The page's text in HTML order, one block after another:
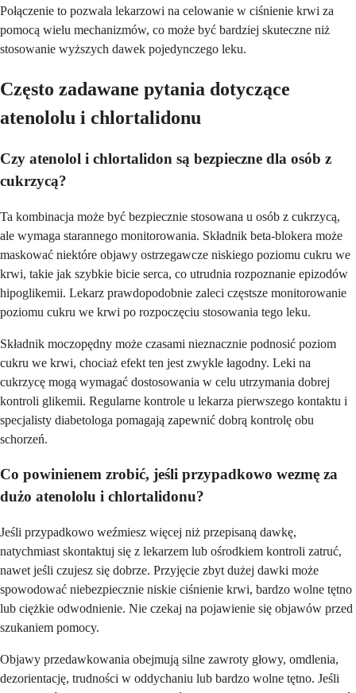
Połączenie to pozwala lekarzowi na celowanie w ciśnienie krwi za
pomocą wielu mechanizmów, co może być bardziej skuteczne niż
stosowanie wyższych dawek pojedynczego leku.
Często zadawane pytania dotyczące
atenololu i chlortalidonu
Czy atenolol i chlortalidon są bezpieczne dla osób z
cukrzycą?
Ta kombinacja może być bezpiecznie stosowana u osób z cukrzycą,
ale wymaga starannego monitorowania. Składnik beta-blokera może
maskować niektóre objawy ostrzegawcze niskiego poziomu cukru we
krwi, takie jak szybkie bicie serca, co utrudnia rozpoznanie epizodów
hipoglikemii. Lekarz prawdopodobnie zaleci częstsze monitorowanie
poziomu cukru we krwi po rozpoczęciu stosowania tego leku.
Składnik moczopędny może czasami nieznacznie podnosić poziom
cukru we krwi, chociaż efekt ten jest zwykle łagodny. Leki na
cukrzycę mogą wymagać dostosowania w celu utrzymania dobrej
kontroli glikemii. Regularne kontrole u lekarza pierwszego kontaktu i
specjalisty diabetologa pomagają zapewnić dobrą kontrolę obu
schorzeń.
Co powinienem zrobić, jeśli przypadkowo wezmę za
dużo atenololu i chlortalidonu?
Jeśli przypadkowo weźmiesz więcej niż przepisaną dawkę,
natychmiast skontaktuj się z lekarzem lub ośrodkiem kontroli zatruć,
nawet jeśli czujesz się dobrze. Przyjęcie zbyt dużej dawki może
spowodować niebezpiecznie niskie ciśnienie krwi, bardzo wolne tętno
lub ciężkie odwodnienie. Nie czekaj na pojawienie się objawów przed
szukaniem pomocy.
Objawy przedawkowania obejmują silne zawroty głowy, omdlenia,
dezorientację, trudności w oddychaniu lub bardzo wolne tętno. Jeśli